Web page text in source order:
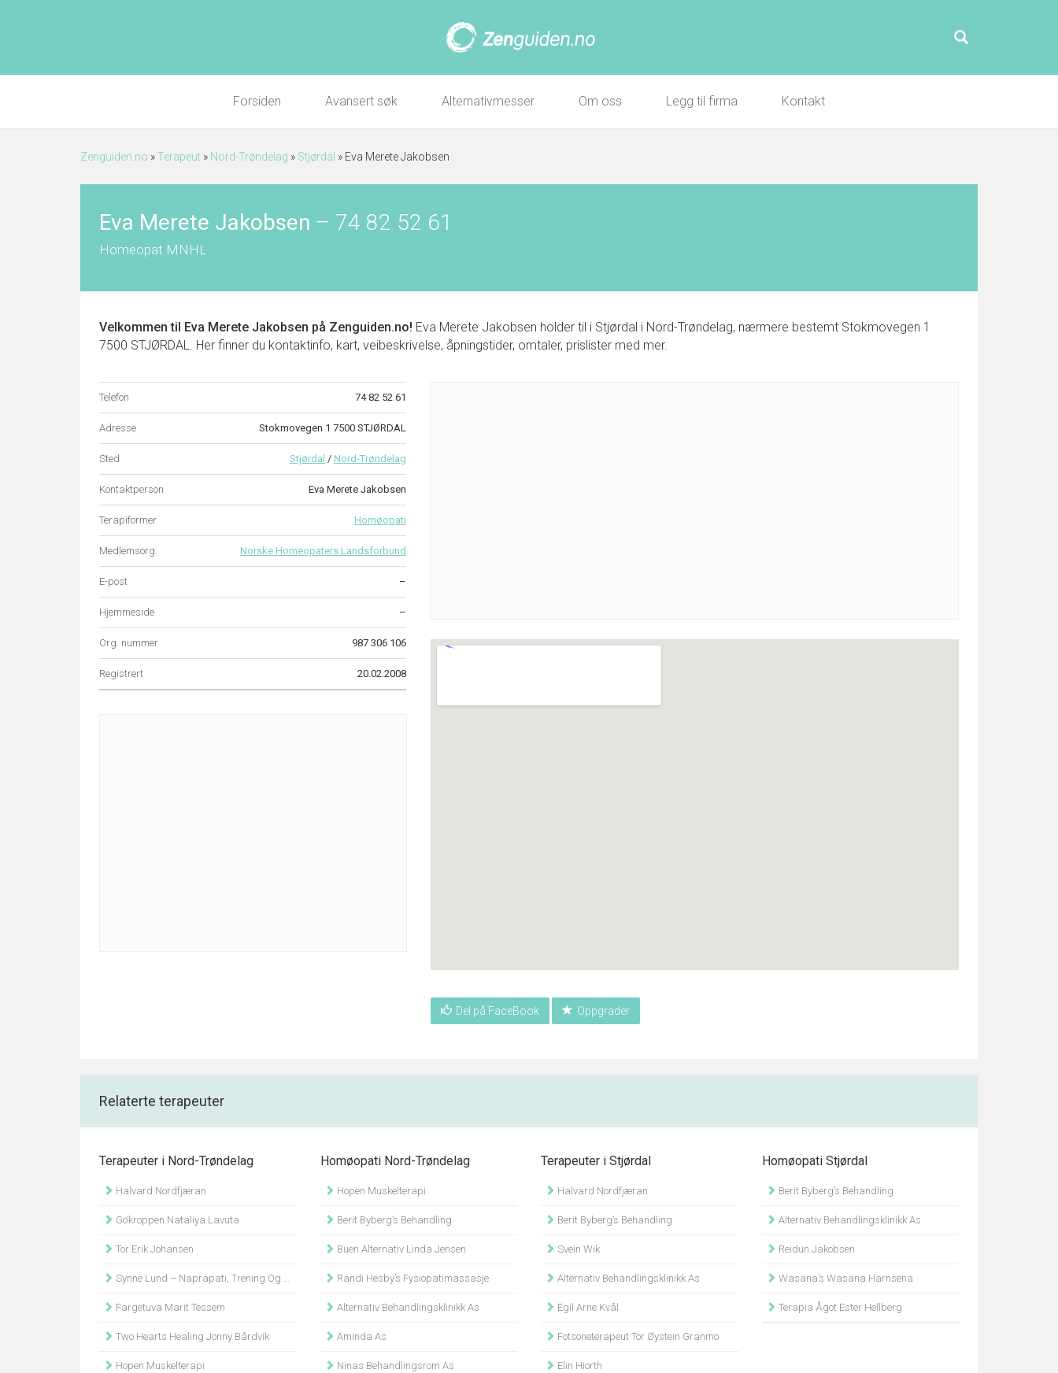
Forsiden Avansert søk Alternativmesser Om oss Legg til firma Kontakt
Zenguiden.no »Terapeut » Nord-Trøndelag » Stjørdal » Eva Merete Jakobsen
Eva Merete Jakobsen – 74 82 52 61
Homeopat MNHL
Velkommen til Eva Merete Jakobsen på Zenguiden.no! Eva Merete Jakobsen holder til i Stjørdal i Nord-Trøndelag, nærmere bestemt Stokmovegen 1
7500 STJØRDAL. Her finner du kontaktinfo, kart, veibeskrivelse, åpningstider, omtaler, prislister med mer.
Telefon 74 82 52 61
Adresse Stokmovegen 1 7500 STJØRDAL
Sted Stjørdal / Nord-Trøndelag
Kontaktperson Eva Merete Jakobsen
Terapiformer Homøopati
Medlemsorg. Norske Homeopaters Landsforbund
E-post –
Hjemmeside –
Org. nummer 987 306 106
Registrert 20.02.2008
Del på FaceBook Oppgrader
Relaterte terapeuter
Terapeuter i Nord-Trøndelag
Halvard Nordfjæran
Go’kroppen Nataliya Lavuta
Tor Erik Johansen
Synne Lund – Naprapati, Trening Og Helse
Fargetuva Marit Tessem
Two Hearts Healing Jonny Bårdvik
Hopen Muskelterapi
Homøopati Nord-Trøndelag
Hopen Muskelterapi
Berit Byberg’s Behandling
Buen Alternativ Linda Jensen
Randi Hesby’s Fysiopatimassasje
Alternativ Behandlingsklinikk As
Aminda As
Ninas Behandlingsrom As
Terapeuter i Stjørdal
Halvard Nordfjæran
Berit Byberg’s Behandling
Svein Wik
Alternativ Behandlingsklinikk As
Egil Arne Kvål
Fotsoneterapeut Tor Øystein Granmo
Elin Hiorth
Homøopati Stjørdal
Berit Byberg’s Behandling
Alternativ Behandlingsklinikk As
Reidun Jakobsen
Wasana’s Wasana Harnsena
Terapia Ågot Ester Hellberg